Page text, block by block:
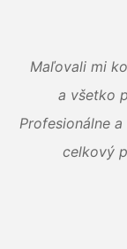
Maľovali mi
a všetko
Profesionálne
celkový